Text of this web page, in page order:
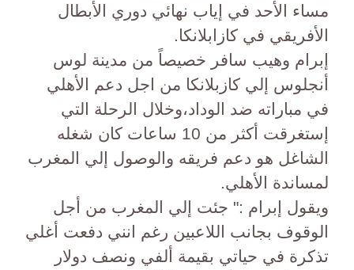
مساء الأحد في إياب نهائي دوري الأبطال
الأفريقي في كازابلانكا.
إبرام وهيب سافر خصيصاً من مدينة لوس
أنجلوس إلي كازبلانكا من اجل دعم الأهلي
في مباراته ضد الوداد،وخلال الرحلة التي
إستغرقت أكثر من 10 ساعات كان شغله
الشاغل هو دعم فريقه والوصول إلي المغرب
لمساندة الأهلي.
ويقول إبرام :" جئت إلي المغرب من أجل
الوقوف بجانب اللاعبين رغم انني دفعت أغلي
تذكرة في حياتي بقيمة ألفي ونصف دولار